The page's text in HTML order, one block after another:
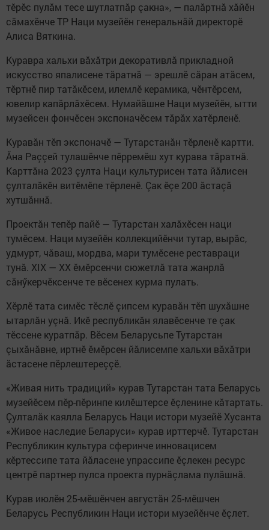
тӗрӗс пулăм тесе шутлатпăр çакна», — палăртнă хăйӗн
сăмахӗнче ТР Наци музейӗн генеральнăй директорӗ
Алиса Вяткина.
Куравра хальхи вăхăтри декоративлă прикладной
искусство япалисене тăратнă — эрешлӗ сăран атăсем,
тӗртнӗ пир татăкӗсем, илемлӗ керамика, чӗнтӗрсем,
ювелир капăрлăхӗсем. Нумайăшне Наци музейӗн, ытти
музейсен фончӗсен экспоначӗсем тăрăх хатӗрленӗ.
Куравăн тӗп экспоначӗ — Тутарстанăн тӗрленӗ картти.
Ăна Раççей тулашӗнче пӗрремӗш хут курава тăратнă.
Карттăна 2023 çулта Наци культурисен тата йăлисен
çулталăкӗн витӗмӗпе тӗрленӗ. Çак ӗçе 200 ăстаçă
хутшăннă.
Проектăн тепӗр пайӗ — Тутарстан халăхӗсен наци
тумӗсем. Наци музейӗн коллекцийӗнчи тутар, вырăс,
удмурт, чăваш, мордва, мари тумӗсене реставраци
тунă. XIX — XX ӗмӗрсенчи сюжетлă тата жанрлă
сăнӳкерчӗксенче те вӗсенех курма пулать.
Хӗрлӗ тата симӗс тӗслӗ çипсем куравăн тӗп шухăшне
ытарлăн уçнă. Икӗ республикăн ялавӗсенче те çак
тӗссене куратпăр. Вӗсем Беларусьпе Тутарстан
çыхăнăвне, иртнӗ ӗмӗрсен йăлисемпе хальхи вăхăтри
ăстасене пӗрлештереççӗ.
«Живая нить традиций» курав Тутарстан тата Беларусь
музейӗсем пӗр-пӗринпе килӗштерсе ӗçленине кăтартать.
Çулталăк каялла Беларусь Наци истори музейӗ Хусанта
«Живое наследие Беларуси» курав ирттерчӗ. Тутарстан
Республикин культура сферинче инновацисем
кӗртессипе тата йăласене упрассипе ӗçлекен ресурс
центрӗ партнер пулса проекта пурнăçлама пулăшнă.
Курав июлӗн 25-мӗшӗнчен августăн 25-мӗшчен
Беларусь Республикин Наци истори музейӗнче ӗçлет.